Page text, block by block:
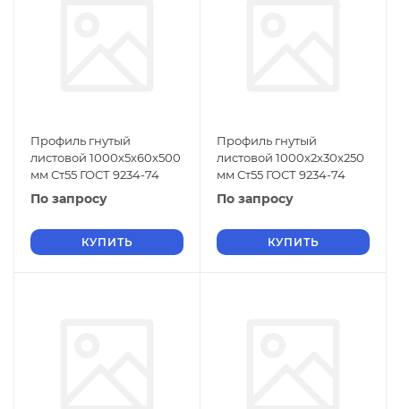
Профиль гнутый
листовой 1000х5х60х500
мм Ст55 ГОСТ 9234-74
По запросу
КУПИТЬ
Профиль гнутый
листовой 1000х2х30х250
мм Ст55 ГОСТ 9234-74
По запросу
КУПИТЬ